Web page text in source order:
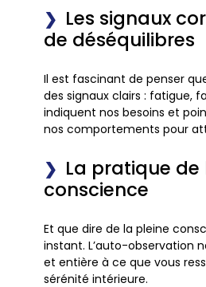
Les signaux
de déséquilibres
Il est fascinant de penser
des signaux clairs : fatigue,
indiquent nos besoins et
nos comportements pour
La pratique
conscience
Et que dire de la pleine
instant. L’auto-observation
et entière à ce que vous
sérénité intérieure.